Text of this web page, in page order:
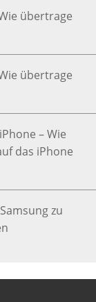
übertrage
übertrage
– Wie
das iPhone
zu